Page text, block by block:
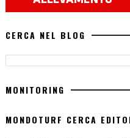
CERCA NEL BLOG
MONITORING
MONDOTURF CERCA